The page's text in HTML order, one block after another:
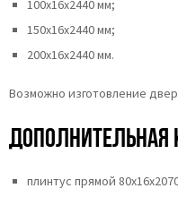
100х16х2440 мм;
150х16х2440 мм;
200х16х2440 мм.
Возможно изготовление
Дополнительная
плинтус прямой